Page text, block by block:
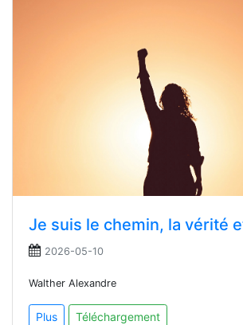
Je suis le chemin, la vérité
2026-05-10
Walther Alexandre
Plus Téléchargement